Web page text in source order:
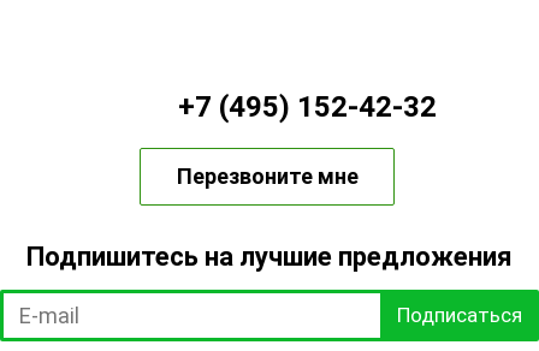
+7 (495) 152-42-32
Перезвоните мне
Подпишитесь на лучшие предложения
Подписаться